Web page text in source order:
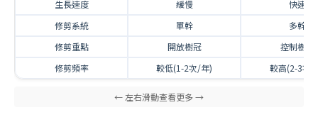
生長速度 緩慢
快速
修剪系統
單幹
多幹
修剪重點
開放樹冠
控制樹高
修剪頻率
較低(1-2次/年) 較高(2-3次/